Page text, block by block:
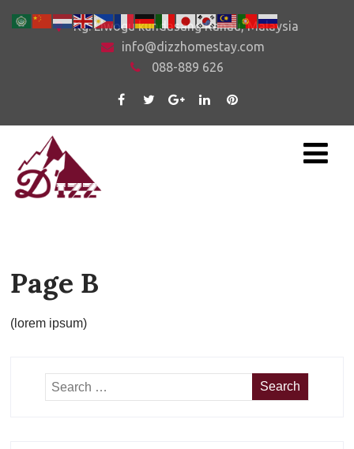
Kg. Liwogu kundasang Ranau, Malaysia
info@dizzhomestay.com
088-889 626
Page B
(lorem ipsum)